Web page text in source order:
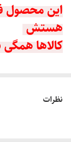
کنسول بازی
این محصول
هستش
کالاها همگی
نظرات